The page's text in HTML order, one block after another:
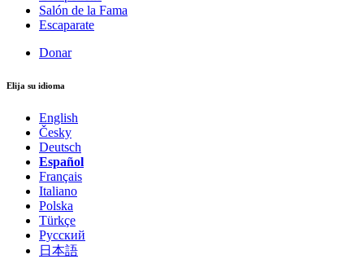
Salón de la Fama
Escaparate
Donar
Elija su idioma
English
Česky
Deutsch
Español
Français
Italiano
Polska
Türkçe
Русский
日本語